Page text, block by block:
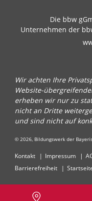
Die bbw
Unternehmen der
Wir achten Ihre
Website-
erheben wir nur zu
nicht an Dritte
und sind nicht auf
© 2026, Bildungswerk der
Kontakt Impressum
Barrierefreiheit